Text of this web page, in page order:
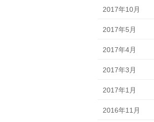
2017年10月
2017年5月
2017年4月
2017年3月
2017年1月
2016年11月